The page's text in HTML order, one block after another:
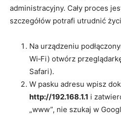
administracyjny. Cały proces
szczegółów potrafi utrudnić
Na urządzeniu
Wi‑Fi) otwórz
Safari).
W pasku adresu wpisz
http://192.168.1.1 i
„www”, nie szukaj w